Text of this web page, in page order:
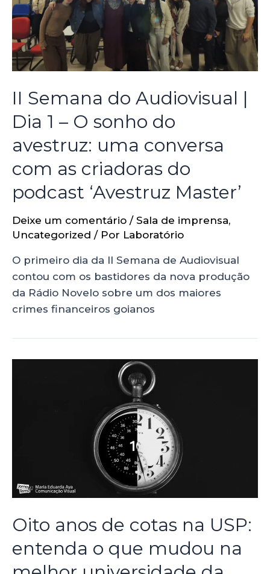
II Semana do Audiovisual |
Dia 1 – O sonho do
avestruz: uma conversa
com as criadoras do
podcast ‘Avestruz Master’
Deixe um comentário / Sala de imprensa,
Uncategorized / Por Laboratório
O primeiro dia da II Semana de Audiovisual
contou com os bastidores da nova produção
da Rádio Novelo sobre um dos maiores
crimes financeiros goianos
Oito anos de cotas na USP:
entenda o que mudou na